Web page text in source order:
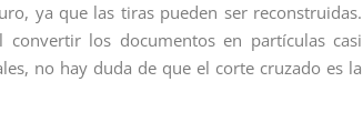
ya que las tiras pueden ser reconstruidas.
los documentos en partículas casi
no hay duda de que el corte cruzado es la